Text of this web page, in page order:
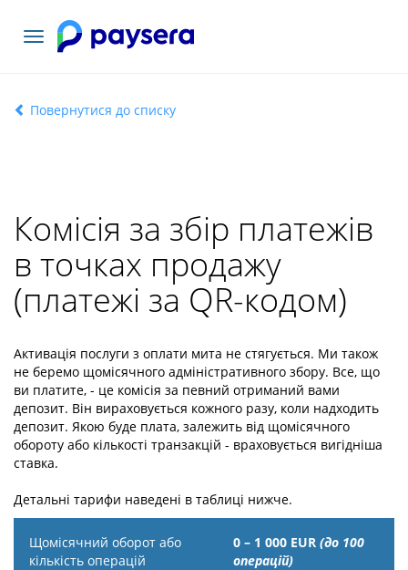
Переключити
навігацію
Повернутися до списку
Комісія за збір платежів
в точках продажу
(платежі за QR-кодом)
Активація послуги з оплати мита не стягується. Ми також
не беремо щомісячного адміністративного збору. Все, що
ви платите, - це комісія за певний отриманий вами
депозит. Він вираховується кожного разу, коли надходить
депозит. Якою буде плата, залежить від щомісячного
обороту або кількості транзакцій - враховується вигідніша
ставка.
Детальні тарифи наведені в таблиці нижче.
Щомісячний
оборот або
0 – 1 000 EUR (до 100
oперацій)